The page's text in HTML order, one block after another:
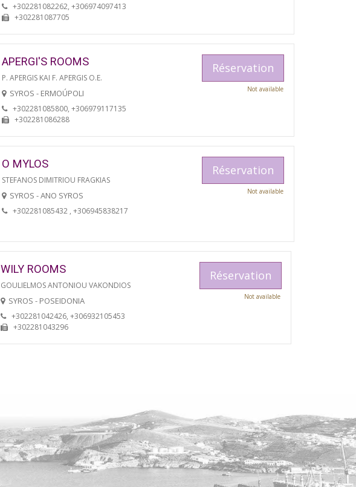
+302281082262, +306974097413
+302281087705
APERGI'S ROOMS
P. APERGIS KAI F. APERGIS O.E.
SYROS - ERMOÚPOLI
+302281085800, +306979117135
+302281086288
Réservation
Not available
O MYLOS
STEFANOS DIMITRIOU FRAGKIAS
SYROS - ANO SYROS
+302281085432 , +306945838217
Réservation
Not available
WILY ROOMS
GOULIELMOS ANTONIOU VAKONDIOS
SYROS - POSEIDONIA
+302281042426, +306932105453
+302281043296
Réservation
Not available